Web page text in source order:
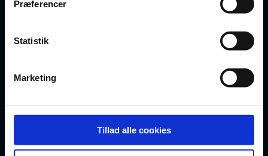
Præferencer
Statistik
Marketing
Tillad alle cookies
påvirke gyldigheden af dine juridiske
viden her.